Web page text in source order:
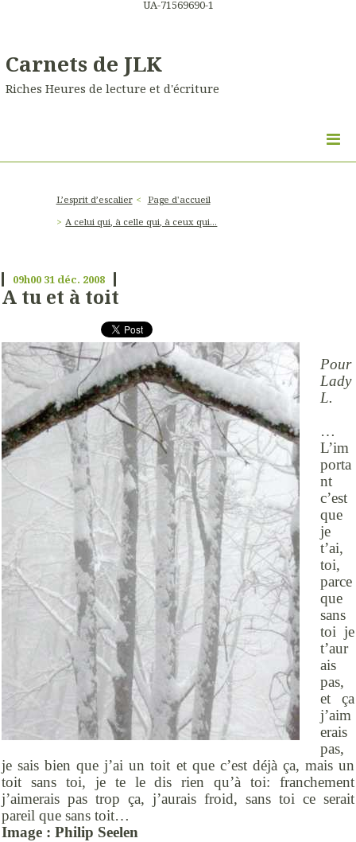
UA-71569690-1
Carnets de JLK
Riches Heures de lecture et d'écriture
L’esprit d’escalier
Page d'accueil
A celui qui, à celle qui, à ceux qui...
09h00 31 déc. 2008
A tu et à toit
Pour
Lady
L.
…
L’im
porta
nt
c’est
que
je
t’ai,
toi,
parce
que
sans
toi je
t’aur
ais
pas,
et ça
j’aim
erais
pas,
je sais bien que j’ai un toit et que c’est déjà ça, mais un
toit sans toi, je te le dis rien qu’à toi: franchement
j’aimerais pas trop ça, j’aurais froid, sans toi ce serait
pareil que sans toit…
Image : Philip Seelen